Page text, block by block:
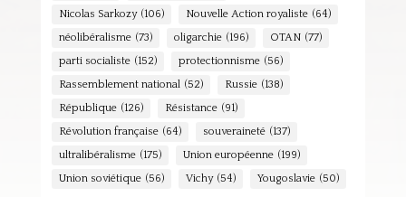
Nicolas Sarkozy (106) Nouvelle Action royaliste (64)
néolibéralisme (73) oligarchie (196) OTAN (77)
parti socialiste (152) protectionnisme (56)
Rassemblement national (52) Russie (138)
République (126) Résistance (91)
Révolution française (64) souveraineté (137)
ultralibéralisme (175) Union européenne (199)
Union soviétique (56) Vichy (54) Yougoslavie (50)